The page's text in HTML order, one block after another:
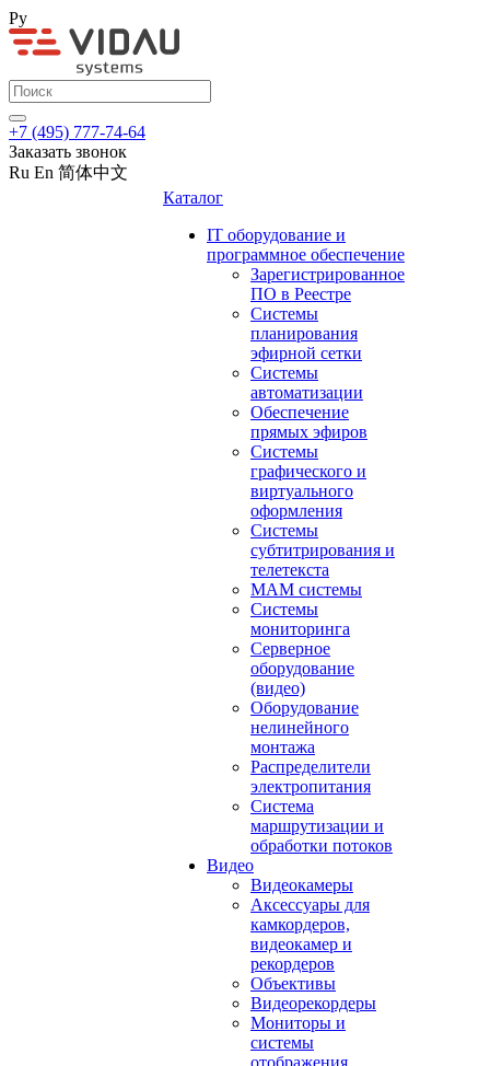
Ру
+7 (495) 777-74-64
Заказать звонок
Ru En 简体中文
Каталог
IT оборудование и
программное обеспечение
Зарегистрированное
ПО в Реестре
Системы
планирования
эфирной сетки
Системы
автоматизации
Обеспечение
прямых эфиров
Системы
графического и
виртуального
оформления
Системы
субтитрирования и
телетекста
MAM системы
Системы
мониторинга
Серверное
оборудование
(видео)
Оборудование
нелинейного
монтажа
Распределители
электропитания
Система
маршрутизации и
обработки потоков
Видео
Видеокамеры
Аксессуары для
камкордеров,
видеокамер и
рекордеров
Объективы
Видеорекордеры
Мониторы и
системы
отображения